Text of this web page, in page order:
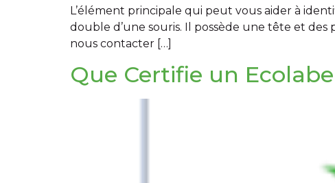
L’élément principale qui peut vous aider à
double d’une souris. Il possède une tête et des
nous contacter […]
Que Certifie un